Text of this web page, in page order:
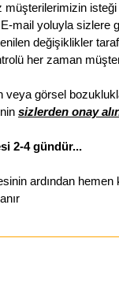
müşterilerimizin
mail yoluyla sizlere
değişiklikler
her zaman
görsel
sizlerden onay
2-4 gündür...
ardından